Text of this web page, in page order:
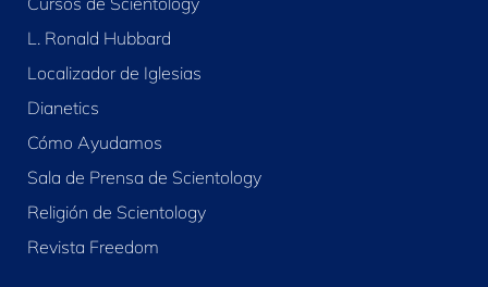
L. Ronald Hubbard
Localizador de Iglesias
Dianetics
Cómo Ayudamos
Sala de Prensa de Scientology
Religión de Scientology
Revista Freedom